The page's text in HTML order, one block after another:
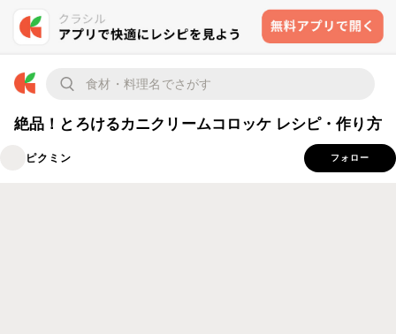
絶品！とろけるカニクリームコロッケ レシピ・作り方
ピクミン フォロー